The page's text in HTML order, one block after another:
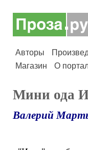
Авторы
Магазин
О
Мини ода
Валерий